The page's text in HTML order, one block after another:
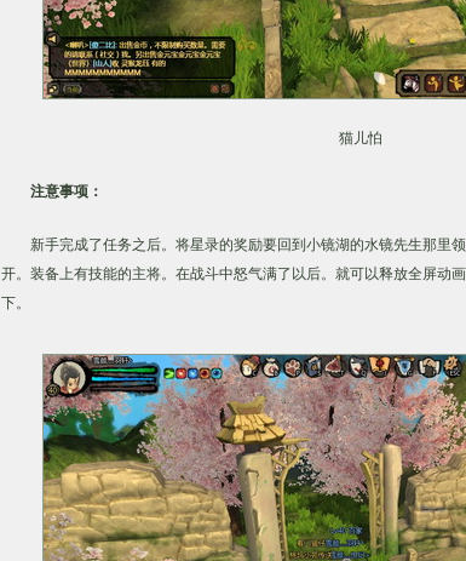
猫儿怕
注意事项：
新手完成了任务之后。将星录的奖励要回到小镜湖的水镜先生那里
开。装备上有技能的主将。在战斗中怒气满了以后。就可以释放全屏动
下。